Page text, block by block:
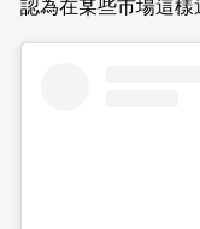
認為在某些市場這樣